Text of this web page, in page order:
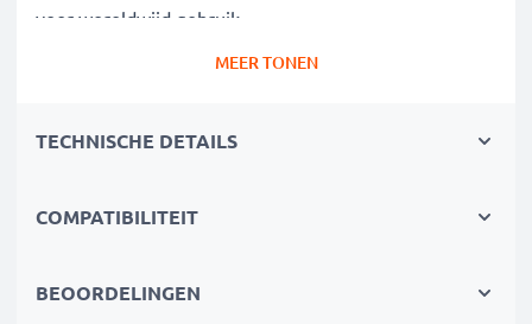
voor wereldwijd gebruik
– Variabele spanning verlengt de
goedgekeurd met bescherming tegen overladen,
✔Compact & lichtgewicht
MEER TONEN
TECHNISCHE DETAILS
COMPATIBILITEIT
BEOORDELINGEN